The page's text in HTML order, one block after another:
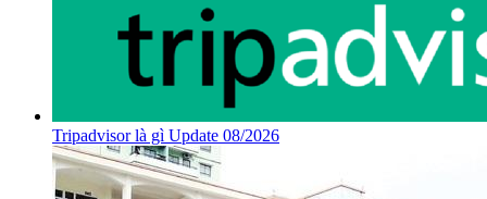
Tripadvisor là gì Update 08/2026